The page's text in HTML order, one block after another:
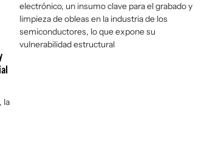
la
electrónico, un insumo clave para el grabado y
limpieza de obleas en la industria de los
semiconductores, lo que expone su
vulnerabilidad estructural